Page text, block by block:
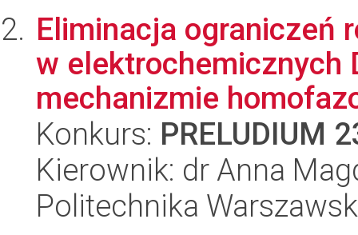
Eliminacja ograniczeń
w elektrochemicznych
mechanizmie
Konkurs: PRELUDIUM
Kierownik: dr Anna
Politechnika